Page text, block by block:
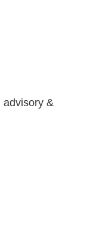
advisory &